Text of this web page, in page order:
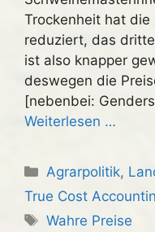
Trockenheit hat die
reduziert, das
ist also knapper
deswegen die
[nebenbei:
Weiterlesen …
Kategorien
Agrarpolitik,
True Cost
Schlagwörter
Wahre Preise